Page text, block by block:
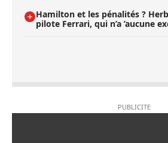
Hamilton et les pénalités ?
pilote Ferrari, qui n’a ’aucune